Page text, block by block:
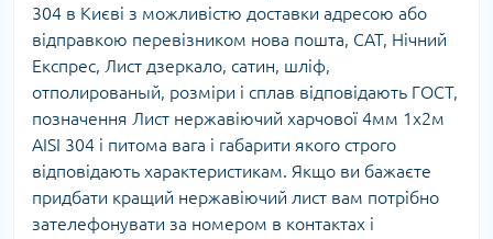
304 в Києві з можливістю доставки адресою або
відправкою перевізником нова пошта, САТ, Нічний
Експрес, Лист дзеркало, сатин, шліф,
отполированый, розміри і сплав відповідають ГОСТ,
позначення Лист нержавіючий харчової 4мм 1х2м
AISI 304 і питома вага і габарити якого строго
відповідають характеристикам. Якщо ви бажаєте
придбати кращий нержавіючий лист вам потрібно
зателефонувати за номером в контактах і